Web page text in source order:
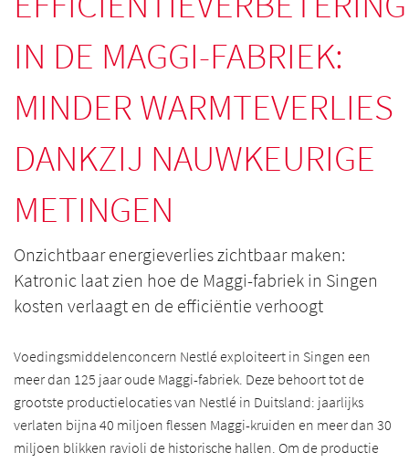
IN DE MAGGI-FABRIEK:
MINDER WARMTEVERLIES
DANKZIJ NAUWKEURIGE
METINGEN
Onzichtbaar energieverlies zichtbaar maken:
Katronic laat zien hoe de Maggi-fabriek in Singen
kosten verlaagt en de efficiëntie verhoogt
Voedingsmiddelenconcern Nestlé exploiteert in Singen een
meer dan 125 jaar oude Maggi-fabriek. Deze behoort tot de
grootste productielocaties van Nestlé in Duitsland: jaarlijks
verlaten bijna 40 miljoen flessen Maggi-kruiden en meer dan 30
miljoen blikken ravioli de historische hallen. Om de productie